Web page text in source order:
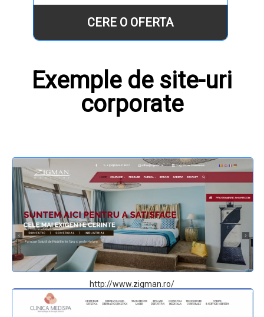
CERE O OFERTA
Exemple de site-uri
corporate
http://www.zigman.ro/